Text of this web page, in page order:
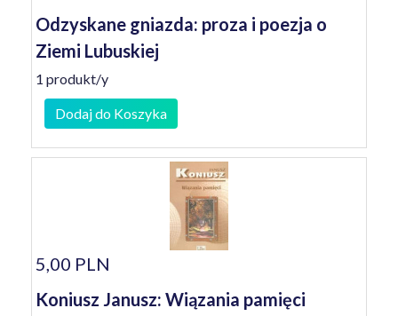
Odzyskane gniazda: proza i poezja o
Ziemi Lubuskiej
1 produkt/y
Dodaj do Koszyka
5,00 PLN
Koniusz Janusz: Wiązania pamięci